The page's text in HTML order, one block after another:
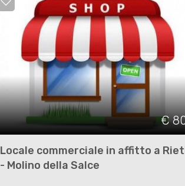
€
Locale commerciale in affitto a
- Molino della Salce